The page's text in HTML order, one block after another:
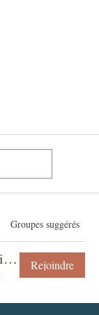
Groupes suggérés
Les Constellations du Lundi Rejoindre